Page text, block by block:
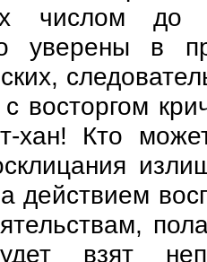
числом до
уверены в
восторгом
хан! Кто
действием
взят